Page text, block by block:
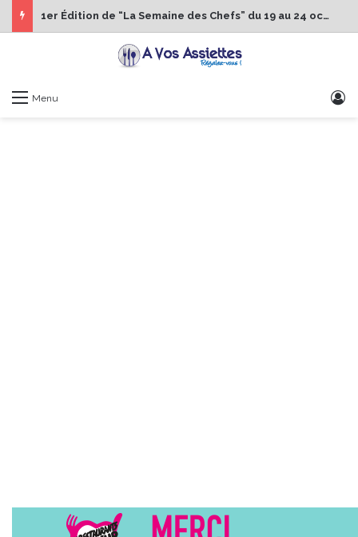
1er Édition de “La Semaine des Chefs” du 19 au 24 octobre 2026
Menu